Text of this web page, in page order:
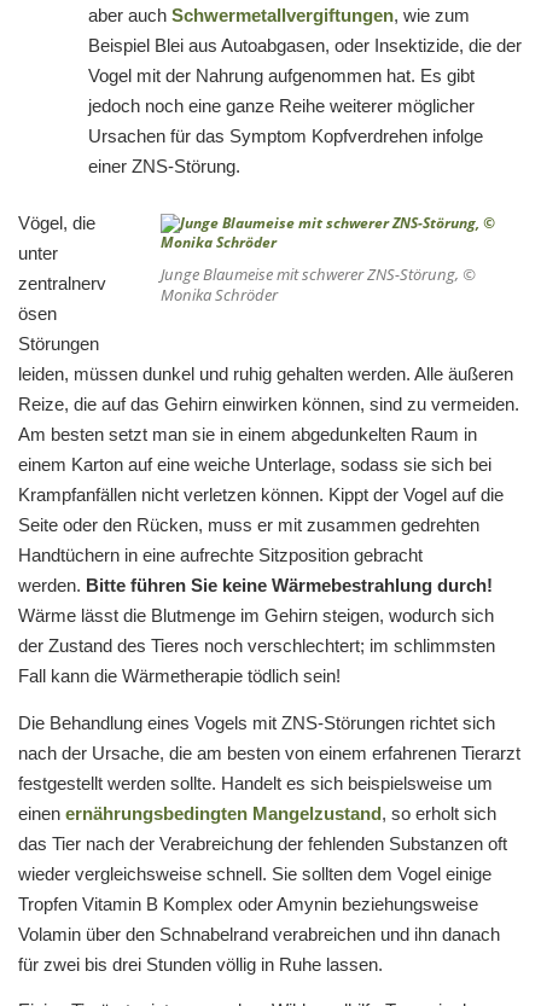
aber auch Schwermetallvergiftungen, wie zum
Beispiel Blei aus Autoabgasen, oder Insektizide, die der
Vogel mit der Nahrung aufgenommen hat. Es gibt
jedoch noch eine ganze Reihe weiterer möglicher
Ursachen für das Symptom Kopfverdrehen infolge
einer ZNS-Störung.
Junge Blaumeise mit schwerer ZNS-Störung, ©
Monika Schröder
Vögel, die
unter
zentralnerv
ösen
Störungen
leiden, müssen dunkel und ruhig gehalten werden. Alle äußeren
Reize, die auf das Gehirn einwirken können, sind zu vermeiden.
Am besten setzt man sie in einem abgedunkelten Raum in
einem Karton auf eine weiche Unterlage, sodass sie sich bei
Krampfanfällen nicht verletzen können. Kippt der Vogel auf die
Seite oder den Rücken, muss er mit zusammen gedrehten
Handtüchern in eine aufrechte Sitzposition gebracht
werden. Bitte führen Sie keine Wärmebestrahlung durch!
Wärme lässt die Blutmenge im Gehirn steigen, wodurch sich
der Zustand des Tieres noch verschlechtert; im schlimmsten
Fall kann die Wärmetherapie tödlich sein!
Die Behandlung eines Vogels mit ZNS-Störungen richtet sich
nach der Ursache, die am besten von einem erfahrenen Tierarzt
festgestellt werden sollte. Handelt es sich beispielsweise um
einen ernährungsbedingten Mangelzustand, so erholt sich
das Tier nach der Verabreichung der fehlenden Substanzen oft
wieder vergleichsweise schnell. Sie sollten dem Vogel einige
Tropfen Vitamin B Komplex oder Amynin beziehungsweise
Volamin über den Schnabelrand verabreichen und ihn danach
für zwei bis drei Stunden völlig in Ruhe lassen.